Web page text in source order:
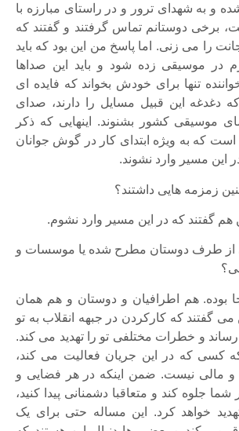
و به شهدای ترور و در راستای مبارزه با
برخی دوستانم تماس گرفتند و گفتند که
جانت را می زنی. اما پاسخ من این بود که باید
موسیقی زده شود و باید این صداها
تنها برای خودش بخواند که فایده ای
که دغدغه این قبیل مسایل را دارند، صدای
موسیقی کشور بشنوند. اینهایی که ذکر
که به ویژه ابتدای کار در گوش جوانان
این مسیر وارد نشوند.
زمزمه هایی داشتند؟
گفتند که در این مسیر وارد نشوم.
از طرف دوستان مطرح شده یا موسسات و
بوده. هم اطرافیان و دوستان و هم همان
گفتند که کارکردن در جبهه انقلاب به تو
و خطرات مختلفی تو را تهدید می کند.
کسی که در این جریان فعالیت می کند،
و مالی نیست. ضمن اینکه در هر فضایی و
جلوه کند و متعاقبا دشمنانی پیدا کنید،
خواهد کرد. این مساله حتی برای یک